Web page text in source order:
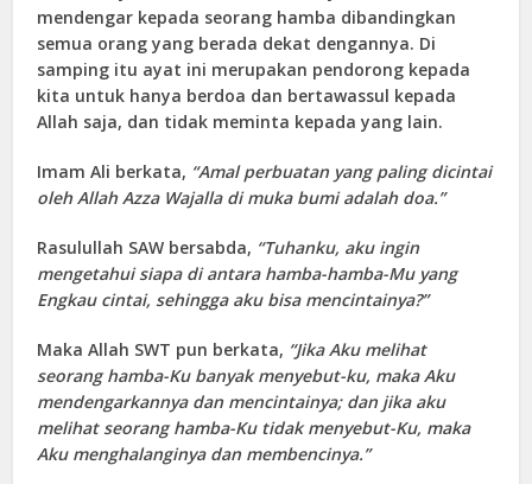
mendengar kepada seorang hamba dibandingkan
semua orang yang berada dekat dengannya. Di
samping itu ayat ini merupakan pendorong kepada
kita untuk hanya berdoa dan bertawassul kepada
Allah saja, dan tidak meminta kepada yang lain.
Imam Ali berkata, “Amal perbuatan yang paling dicintai
oleh Allah Azza Wajalla di muka bumi adalah doa.”
Rasulullah SAW bersabda, “Tuhanku, aku ingin
mengetahui siapa di antara hamba-hamba-Mu yang
Engkau cintai, sehingga aku bisa mencintainya?”
Maka Allah SWT pun berkata, “Jika Aku melihat
seorang hamba-Ku banyak menyebut-ku, maka Aku
mendengarkannya dan mencintainya; dan jika aku
melihat seorang hamba-Ku tidak menyebut-Ku, maka
Aku menghalanginya dan membencinya.”